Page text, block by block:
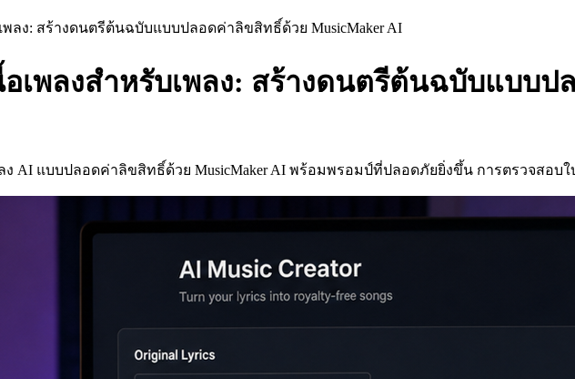
พลง: สร้างดนตรีต้นฉบับแบบปลอดค่าลิขสิทธิ์ด้วย MusicMaker AI
อเพลงสำหรับเพลง: สร้างดนตรีต้นฉบับแบบ
ง AI แบบปลอดค่าลิขสิทธิ์ด้วย MusicMaker AI พร้อมพรอมป์ที่ปลอดภัยยิ่งขึ้น การตรวจสอบ